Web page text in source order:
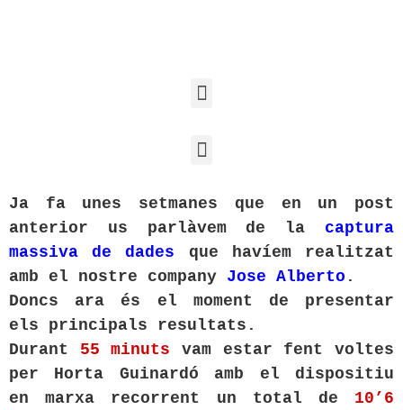
Ja fa unes setmanes que en un post
anterior us parlàvem de la captura
massiva de dades que havíem realitzat
amb el nostre company Jose Alberto .
Doncs ara és el moment de presentar
els principals resultats.
Durant 55 minuts vam estar fent voltes
per Horta Guinardó amb el dispositiu
en marxa recorrent un total de 10’6